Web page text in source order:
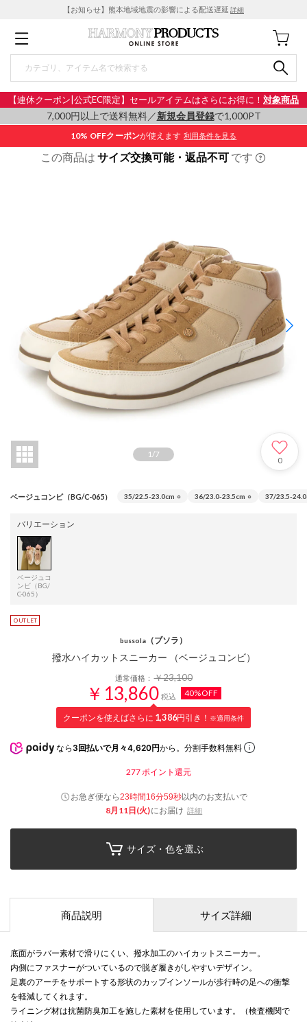
【お知らせ】熊本地域地震の影響による配送遅延 詳細
【連休クーポン|公式EC限定】セールアイテムはさらにお得に！ 対象商品
7,000円以上で送料無料／新規会員登録で1,000PT
10% OFFクーポンが使えます 利用条件を見る
この商品は サイズ交換可能・返品不可 です
1/7
0
ベージュコンビ（BG/C-065） 35/22.5-23.0cm ○ 36/23.0-23.5cm ○ 37/23.5-
バリエーション
ベージュコ
ンビ（BG/
C-065）
bussola （ブソラ）
撥水ハイカットスニーカー （ベージュコンビ）
通常価格：￥23,100
￥13,860 税込 40%OFF
クーポンを使えばさらに 1,386円引き！ ※適用条件
なら 3回払いで月々4,620円から。分割手数料無料
277 ポイント還元
お急ぎ便なら23時間16分58秒以内のお支払いで
8月11日(火)にお届け 詳細
サイズ・色を選ぶ
商品説明 サイズ詳細
底面がラバー素材で滑りにくい、撥水加工のハイカットスニーカー。
内側にファスナーがついているので脱ぎ履きがしやすいデザイン。
足裏のアーチをサポートする形状のカップインソールが歩行時の足への衝撃
を軽減してくれます。
ライニング材は抗菌防臭加工を施した素材を使用しています。（検査機関で